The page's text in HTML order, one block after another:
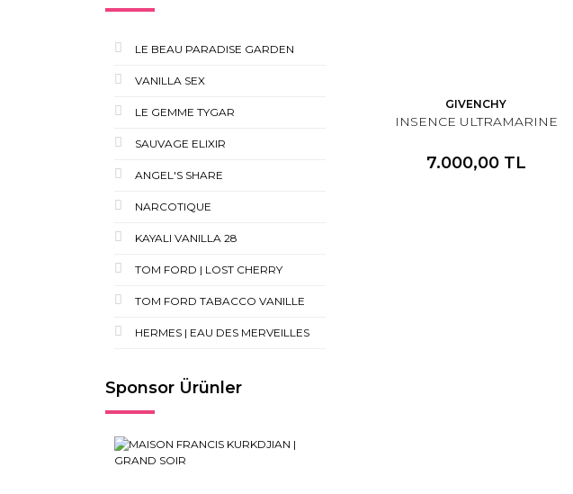
LE BEAU PARADISE GARDEN
VANILLA SEX
LE GEMME TYGAR
SAUVAGE ELIXIR
ANGEL'S SHARE
NARCOTIQUE
KAYALI VANILLA 28
TOM FORD | LOST CHERRY
TOM FORD TABACCO VANILLE
HERMES | EAU DES MERVEILLES
Sponsor Ürünler
GIVENCHY
INSENCE ULTRAMARINE
7.000,00 TL